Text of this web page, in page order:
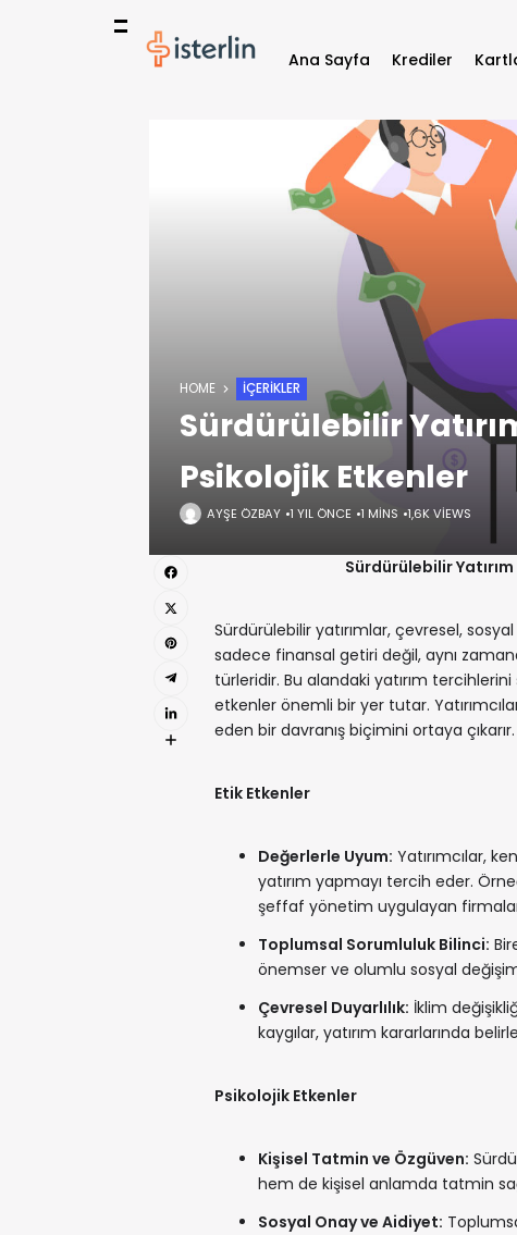
Ana Sayfa Krediler
HOME İÇERIKLER
Sürdürülebilir
Psikolojik Etkenler
AYŞE ÖZBAY 1 YIL ÖNCE 1 MINS 1,6K VIEWS
Sürdürülebilir
Sürdürülebilir yatırımlar, çevresel,
sadece finansal getiri değil, aynı
türleridir. Bu alandaki yatırım
etkenler önemli bir yer tutar.
eden bir davranış biçimini ortaya çıkarır.
Etik Etkenler
Değerlerle Uyum: Yatırımcılar,
yatırım yapmayı tercih eder.
şeffaf yönetim uygulayan
Toplumsal Sorumluluk Bilinci:
önemser ve olumlu sosyal
Çevresel Duyarlılık: İklim
kaygılar, yatırım kararlarında
Psikolojik Etkenler
Kişisel Tatmin ve Özgüven:
hem de kişisel anlamda tatmin
Sosyal Onay ve Aidiyet: